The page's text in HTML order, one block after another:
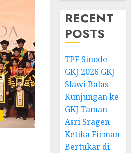
RECENT
POSTS
TPF Sinode
GKJ 2026 GKJ
Slawi Balas
Kunjungan ke
GKJ Taman
Asri Sragen
Ketika Firman
Bertukar di